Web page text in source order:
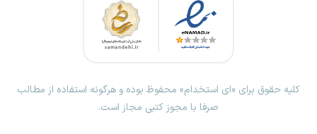
کلیه حقوق برای «ای استخدام» محفوظ بوده و هرگونه استفاده از مطالب
صرفا با مجوز کتبی مجاز است.